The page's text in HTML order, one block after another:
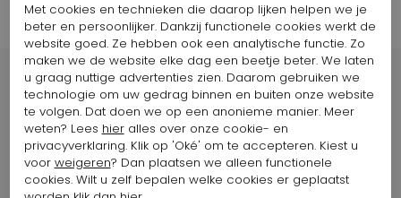
Winkels
Arnhem
Met cookies en technieken die daarop lijken helpen we je
beter en persoonlijker. Dankzij functionele cookies werkt de
website goed. Ze hebben ook een analytische functie. Zo
maken we de website elke dag een beetje beter. We laten
u graag nuttige advertenties zien. Daarom gebruiken we
technologie om uw gedrag binnen en buiten onze website
te volgen. Dat doen we op een anonieme manier. Meer
weten? Lees hieralles over onze cookie- en
privacyverklaring. Klik op 'Oké' om te accepteren. Kiest u
voor weigeren? Dan plaatsen we alleen functionele
cookies. Wilt u zelf bepalen welke cookies er geplaatst